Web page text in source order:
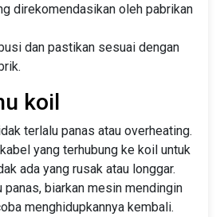
direkomendasikan oleh pabrikan
dan pastikan sesuai dengan
koil
terlalu panas atau overheating.
yang terhubung ke koil untuk
ada yang rusak atau longgar.
biarkan mesin mendingin
menghidupkannya kembali.